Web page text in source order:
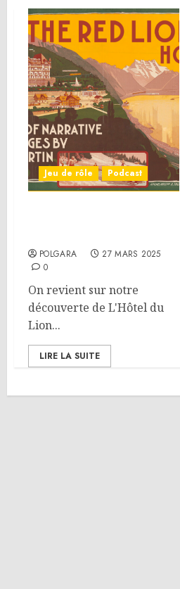
Jeu de rôle Podcast
POLGARA
27 MARS 2025
0
On revient sur notre
découverte de L'Hôtel du
Lion...
LIRE LA SUITE